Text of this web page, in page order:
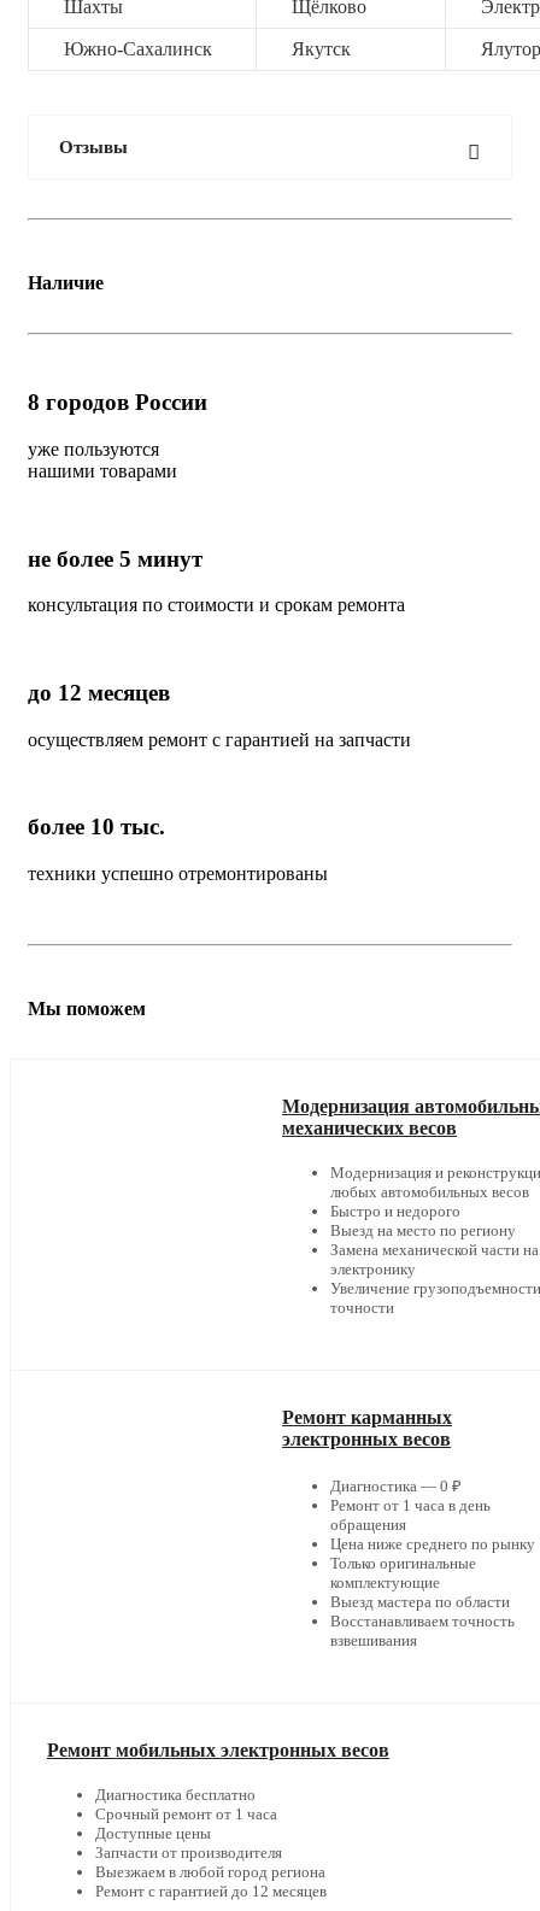
Шахты Щёлково
Южно-Сахалинск Якутск
Отзывы
Наличие
8 городов России
уже пользуются
нашими товарами
не более 5 минут
консультация по стоимости и срокам ремонта
до 12 месяцев
осуществляем ремонт с гарантией на запчасти
более 10 тыс.
техники успешно отремонтированы
Мы поможем
Модернизация
механических весов
Модернизация и
любых автомобильных весов
Быстро и недорого
Выезд на место по региону
Замена механической части на
электронику
Увеличение
точности
Ремонт карманных
электронных весов
Диагностика — 0 ₽
Ремонт от 1 часа в день
обращения
Цена ниже среднего по рынку
Только оригинальные
комплектующие
Выезд мастера по области
Восстанавливаем точность
взвешивания
Ремонт мобильных электронных весов
Диагностика бесплатно
Срочный ремонт от 1 часа
Доступные цены
Запчасти от производителя
Выезжаем в любой город региона
Ремонт с гарантией до 12 месяцев